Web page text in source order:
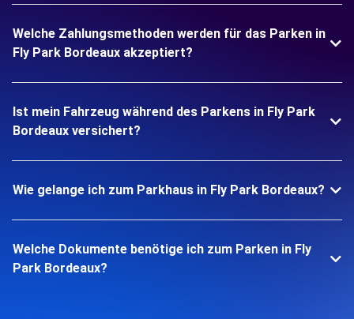
Welche Zahlungsmethoden werden für das Parken in
Fly Park Bordeaux akzeptiert?
Ist mein Fahrzeug während des Parkens in Fly Park
Bordeaux versichert?
Wie gelange ich zum Parkhaus in Fly Park Bordeaux?
Welche Dokumente benötige ich zum Parken in Fly
Park Bordeaux?